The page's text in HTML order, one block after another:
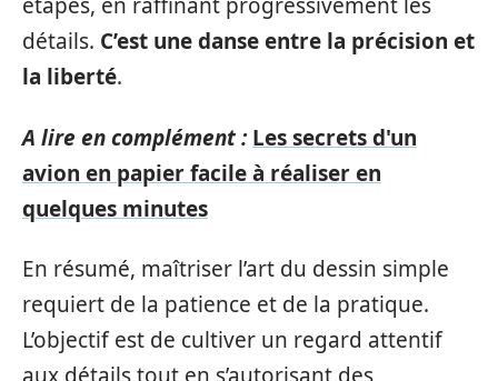
détails. C’est une danse entre la précision et
la liberté.
A lire en complément : Les secrets d'un
avion en papier facile à réaliser en
quelques minutes
En résumé, maîtriser l’art du dessin simple
requiert de la patience et de la pratique.
L’objectif est de cultiver un regard attentif